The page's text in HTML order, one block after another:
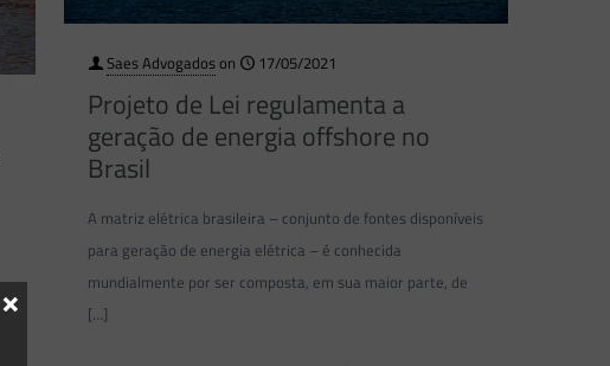
Saes Advogadoson 17/05/2021
Projeto de Lei regulamenta a
geração de energia offshore no
Brasil
A matriz elétrica brasileira – conjunto de fontes disponíveis
para geração de energia elétrica – é conhecida
mundialmente por ser composta, em sua maior parte, de
[…]
×